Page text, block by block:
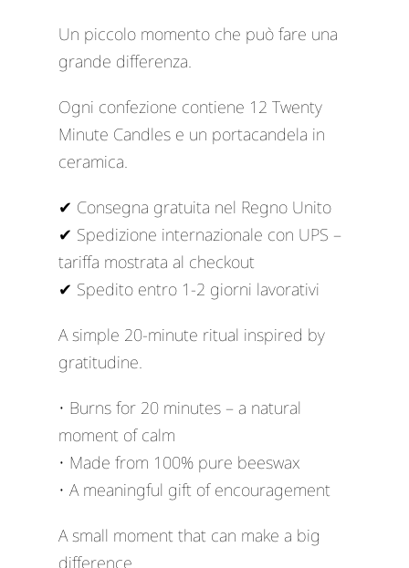
Un piccolo momento che può fare una
grande differenza.
Ogni confezione contiene 12 Twenty
Minute Candles e un portacandela in
ceramica.
✔ Consegna gratuita nel Regno Unito
✔ Spedizione internazionale con UPS –
tariffa mostrata al checkout
✔ Spedito entro 1-2 giorni lavorativi
A simple 20-minute ritual inspired by
gratitudine.
• Burns for 20 minutes – a natural
moment of calm
• Made from 100% pure beeswax
• A meaningful gift of encouragement
A small moment that can make a big
difference.